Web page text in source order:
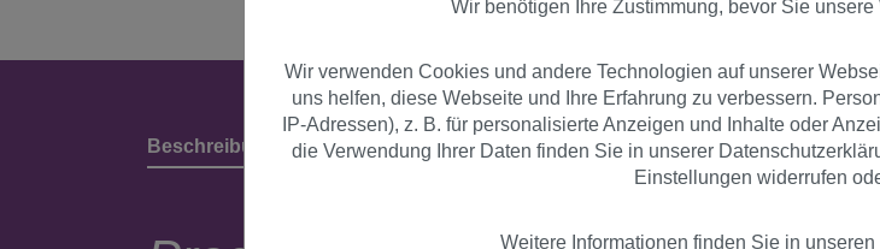
Beschreibung Produktdetails & Hersteller Bewertungen
Wir benötigen Ihre Zustimmung, bevor Sie
Wir verwenden Cookies und andere Technologien auf unserer
uns helfen, diese Webseite und Ihre Erfahrung zu verbessern.
IP-Adressen), z. B. für personalisierte Anzeigen und Inhalte oder
die Verwendung Ihrer Daten finden Sie in unserer
Einstellungen widerrufen
Weitere Informationen finden Sie in unseren